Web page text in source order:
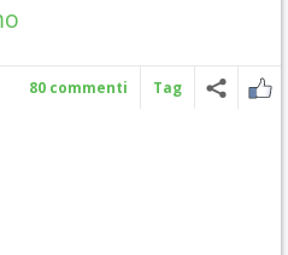
80 commenti Tag